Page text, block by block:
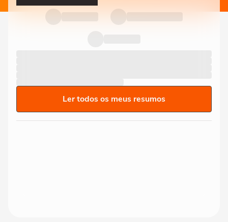
Ler todos os meus resumos